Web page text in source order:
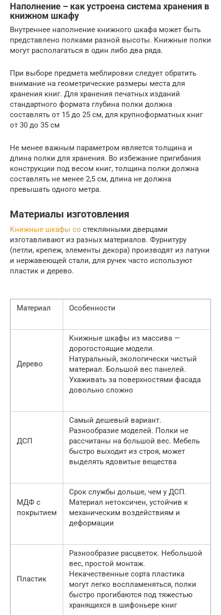
Наполнение – как устроена система хранения в
книжном шкафу
Внутреннее наполнение книжного шкафа может быть
представлено полками разной высоты. Книжные полки
могут располагаться в один либо два ряда.
При выборе предмета меблировки следует обратить
внимание на геометрические размеры места для
хранения книг. Для хранения печатных изданий
стандартного формата глубина полки должна
составлять от 15 до 25 см, для крупноформатных книг
от 30 до 35 см
Не менее важным параметром является толщина и
длина полки для хранения. Во избежание пригибания
конструкции под весом книг, толщина полки должна
составлять не менее 2,5 см, длина не должна
превышать одного метра.
Материалы изготовления
Книжные шкафы со стеклянными дверцами
изготавливают из разных материалов. Фурнитуру
(петли, крепеж, элементы декора) производят из латуни
и нержавеющей стали, для ручек часто используют
пластик и дерево.
Материал Особенности
Дерево
Книжные шкафы из массива —
дорогостоящие модели.
Натуральный, экологически чистый
материал. Большой вес панелей.
Ухаживать за поверхностями фасада
довольно сложно
ДСП
Самый дешевый вариант.
Разнообразие моделей. Полки не
рассчитаны на большой вес. Мебель
быстро выходит из строя, может
выделять ядовитые вещества
МДФ с
покрытием
Срок службы дольше, чем у ДСП.
Материал нетоксичен, устойчив к
механическим воздействиям и
деформации
Пластик
Разнообразие расцветок. Небольшой
вес, простой монтаж.
Некачественные сорта пластика
могут легко воспламеняться, полки
быстро прогибаются под тяжестью
хранящихся в шифоньере книг